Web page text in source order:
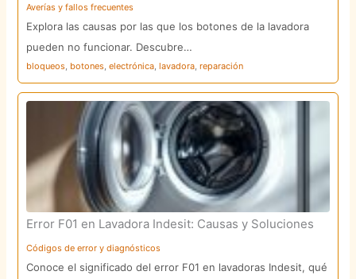
Averías y fallos frecuentes
Explora las causas por las que los botones de la lavadora
pueden no funcionar. Descubre…
bloqueos botones ,electrónica ,lavadora ,reparación
Error F01 en Lavadora Indesit: Causas y Soluciones
Códigos de error y diagnósticos
Conoce el significado del error F01 en lavadoras Indesit, qué